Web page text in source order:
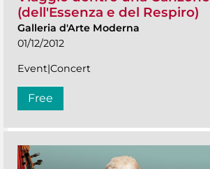
(dell'Essenza e del Respiro)
Galleria d'Arte Moderna
01/12/2012
Event|Concert
Free